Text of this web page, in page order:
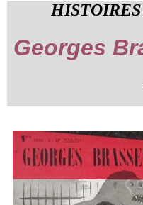
Georges